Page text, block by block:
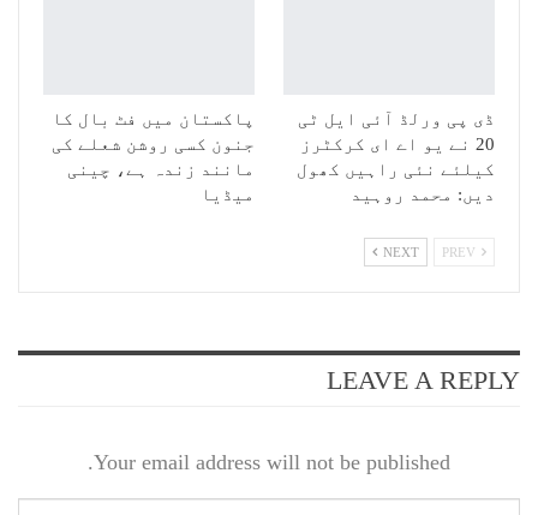
ڈی پی ورلڈ آئی ایل ٹی
20 نے یو اے ای کرکٹرز
کیلئے نئی راہیں کھول
دیں: محمد روہید
پاکستان میں فٹ بال کا
جنون کسی روشن شعلے کی
مانند زندہ ہے، چینی
میڈیا
NEXT
LEAVE A REPLY
Your email address will not be published.